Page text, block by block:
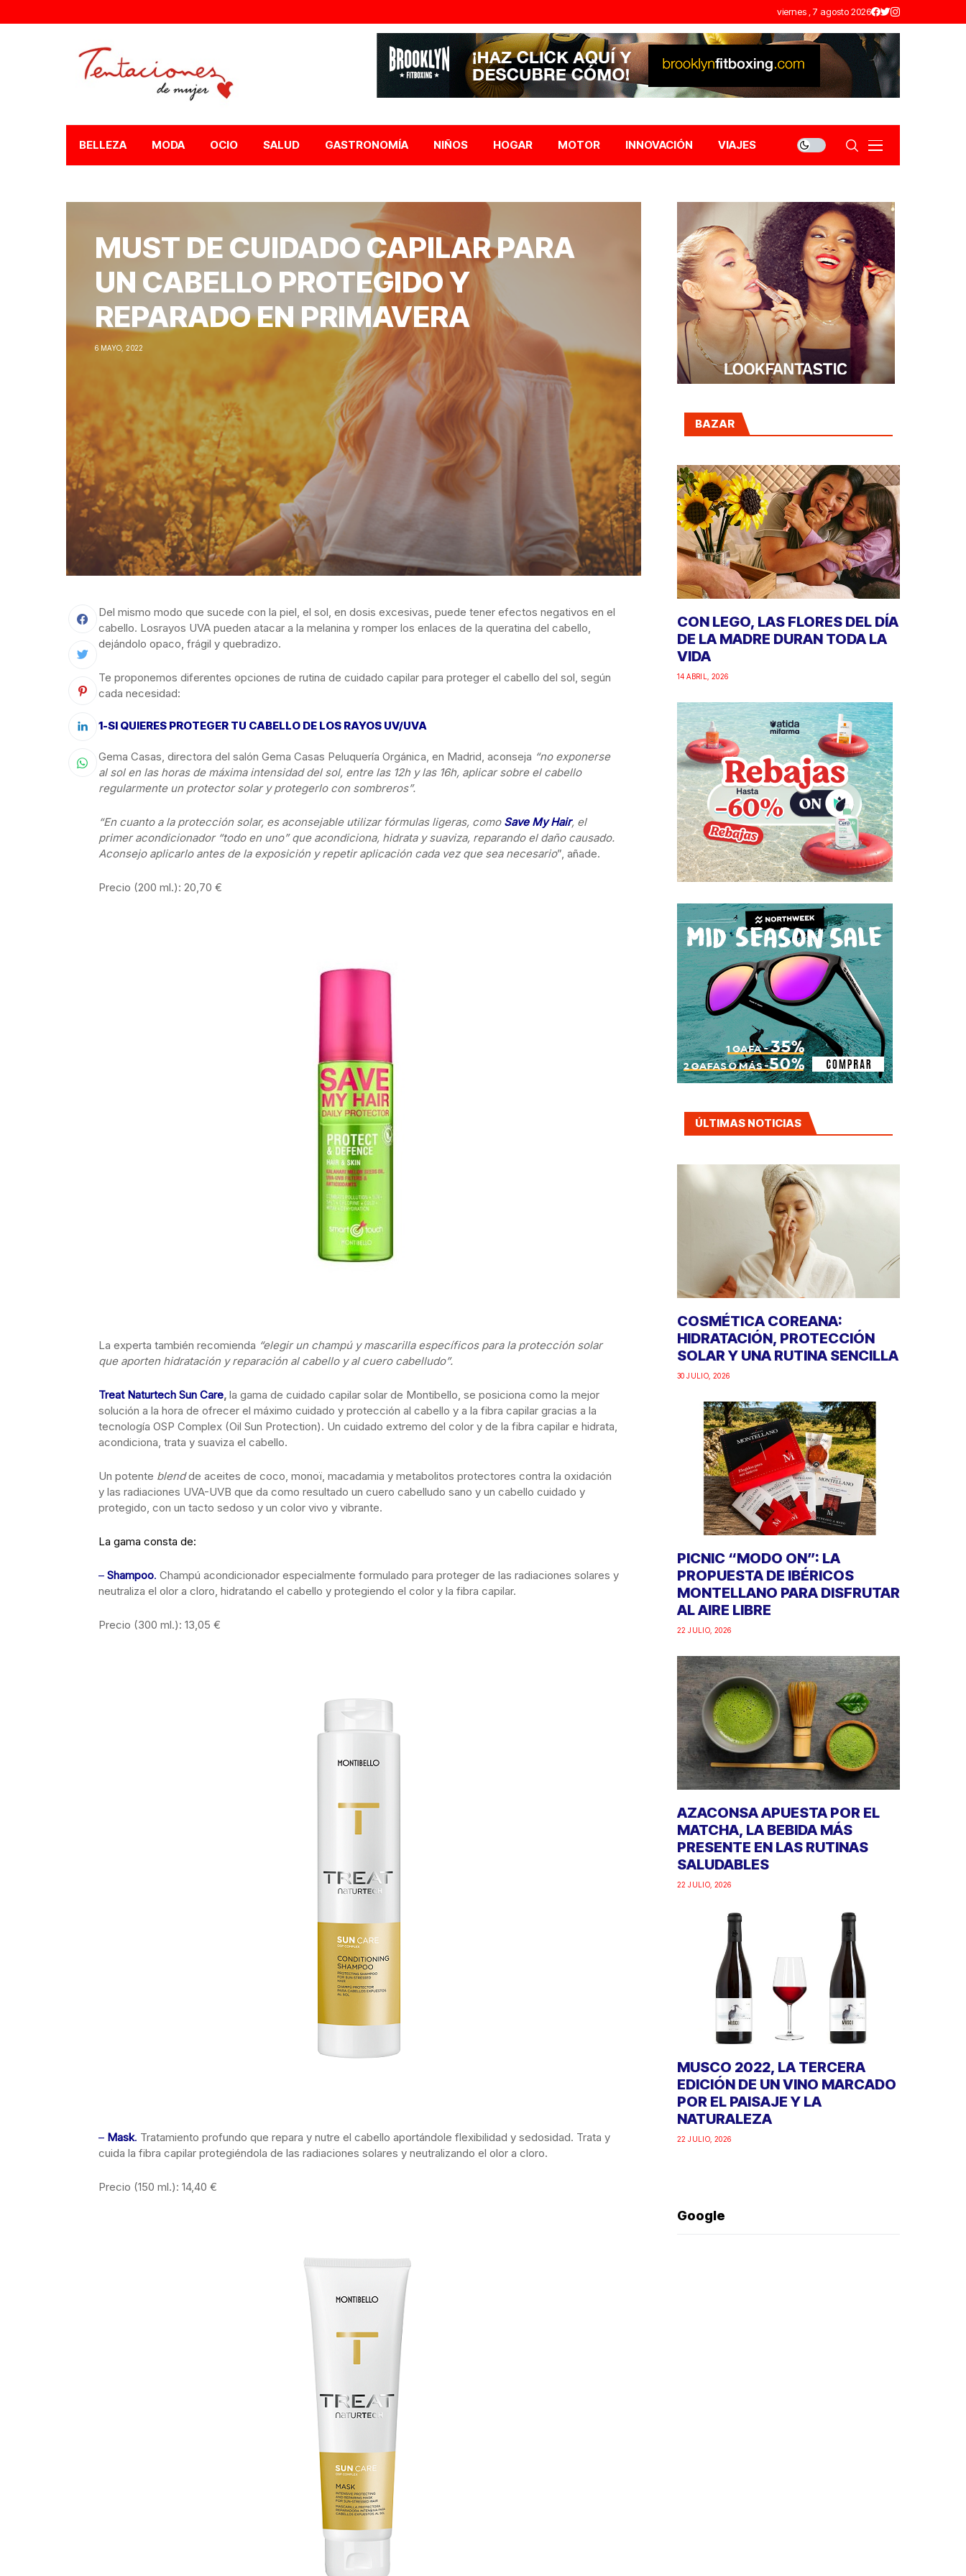
viernes , 7 agosto 2026
BELLEZA MODA OCIO SALUD GASTRONOMÍA NIÑOS HOGAR MOTOR INNOVACIÓN VIAJES
MUST DE CUIDADO CAPILAR PARA
UN CABELLO PROTEGIDO Y
REPARADO EN PRIMAVERA
6 MAYO, 2022
Del mismo modo que sucede con la piel, el sol, en dosis excesivas, puede tener efectos negativos en el
cabello. Losrayos UVA pueden atacar a la melanina y romper los enlaces de la queratina del cabello,
dejándolo opaco, frágil y quebradizo.
Te proponemos diferentes opciones de rutina de cuidado capilar para proteger el cabello del sol, según
cada necesidad:
1-SI QUIERES PROTEGER TU CABELLO DE LOS RAYOS UV/UVA
Gema Casas, directora del salón Gema Casas Peluquería Orgánica, en Madrid, aconseja “no exponerse
al sol en las horas de máxima intensidad del sol, entre las 12h y las 16h, aplicar sobre el cabello
regularmente un protector solar y protegerlo con sombreros”.
“En cuanto a la protección solar, es aconsejable utilizar fórmulas ligeras, como Save My Hair, el
primer acondicionador “todo en uno” que acondiciona, hidrata y suaviza, reparando el daño causado.
Aconsejo aplicarlo antes de la exposición y repetir aplicación cada vez que sea necesario”, añade.
Precio (200 ml.): 20,70 €
La experta también recomienda “elegir un champú y mascarilla específicos para la protección solar
que aporten hidratación y reparación al cabello y al cuero cabelludo”.
Treat Naturtech Sun Care, la gama de cuidado capilar solar de Montibello, se posiciona como la mejor
solución a la hora de ofrecer el máximo cuidado y protección al cabello y a la fibra capilar gracias a la
tecnología OSP Complex (Oil Sun Protection). Un cuidado extremo del color y de la fibra capilar e hidrata,
acondiciona, trata y suaviza el cabello.
Un potente blendde aceites de coco, monoï, macadamia y metabolitos protectores contra la oxidación
y las radiaciones UVA-UVB que da como resultado un cuero cabelludo sano y un cabello cuidado y
protegido, con un tacto sedoso y un color vivo y vibrante.
La gama consta de:
– Shampoo. Champú acondicionador especialmente formulado para proteger de las radiaciones solares y
neutraliza el olor a cloro, hidratando el cabello y protegiendo el color y la fibra capilar.
Precio (300 ml.): 13,05 €
– Mask. Tratamiento profundo que repara y nutre el cabello aportándole flexibilidad y sedosidad. Trata y
cuida la fibra capilar protegiéndola de las radiaciones solares y neutralizando el olor a cloro.
Precio (150 ml.): 14,40 €
BAZAR
CON LEGO, LAS FLORES DEL DÍA
DE LA MADRE DURAN TODA LA
VIDA
14 ABRIL, 2026
ÚLTIMAS NOTICIAS
COSMÉTICA COREANA:
HIDRATACIÓN, PROTECCIÓN
SOLAR Y UNA RUTINA SENCILLA
30 JULIO, 2026
PICNIC “MODO ON”: LA
PROPUESTA DE IBÉRICOS
MONTELLANO PARA DISFRUTAR
AL AIRE LIBRE
22 JULIO, 2026
AZACONSA APUESTA POR EL
MATCHA, LA BEBIDA MÁS
PRESENTE EN LAS RUTINAS
SALUDABLES
22 JULIO, 2026
MUSCO 2022, LA TERCERA
EDICIÓN DE UN VINO MARCADO
POR EL PAISAJE Y LA
NATURALEZA
22 JULIO, 2026
Google